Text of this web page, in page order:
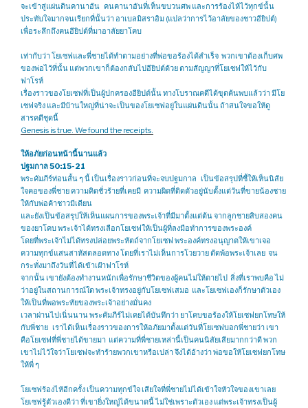
จะเข้าสู่แผ่นดินคานาอัน คนคานาอันที่เห็นขบวนศพ และการร้องไห้ไว้ทุกข์นั้น
ประทับใจมากจนเรียกที่นั้นว่า อาเบลมิสราอิม (แปลว่าการไว้อาลัยของชาวอียิปต์)
เพื่อระลึกถึงคนอียิปต์ที่มาอาลัยยาโคบ
เท่ากับว่า โยเซฟและพี่ชายได้ทำตามอย่างที่พ่อขอร้องได้สำเร็จ พวกเขาต้องเก็บศพ
ของพ่อไว้ที่นั้น แต่พวกเขาก็ต้องกลับไปอียิปต์ด้วย ตามสัญญาที่โยเซฟให้ไว้กับ
ฟาโรห์
เรื่องราวของโยเซฟที่เป็นผู้ปกครองอียิปต์นั้น ทางโบราณคดีได้ขุดค้นพบแล้วว่า มีโย
เซฟจริง และมีบ้านใหญ่ที่น่าจะเป็นของโยเซฟอยู่ในแผ่นดินนั้น ถ้าสนใจขอให้ดู
สารคดีชุดนี้
Genesis is true. We found the receipts.
ให้อภัยก่อนหน้านี้นานแล้ว
ปฐมกาล 50:15-21
พระคัมภีร์ท่อนสั้น ๆ นี้ เป็นเรื่องราวก่อนที่จะจบปฐมกาล เป็นข้อสรุปที่ชี้ให้เห็นนิสัย
ใจคอของพี่ชาย ความคิดชั่วร้ายที่เคยมี ความผิดที่ติดตัวอยู่นับตั้งแต่วันที่ขายน้องชาย
ให้กับพ่อค้าชาวมีเดียน
และยังเป็นข้อสรุปให้เห็นแผนการของพระเจ้าที่มีมาตั้งแต่ต้น จากลูกชายสิบสองคน
ของยาโคบ พระเจ้าได้ทรงเลือกโยเซฟให้เป็นผู้ที่ลงมือทำการของพระองค์
โดยที่พระเจ้าไม่ได้ทรงปล่อยพระหัตถ์จากโยเซฟ พระองค์ทรงอนุญาตให้เขาเจอ
ความทุกข์แสนสาหัสตลอดทาง โดยที่เราไม่เห็นการโวยวาย ตัดพ้อพระเจ้าเลย จน
กระทั่งมาถึงวันที่ได้เข้าเฝ้าฟาโรห์
จากนั้น เขายังต้องทำงานหนักเพื่อรักษาชีวิตของผู้คนไม่ให้ตายไป สิ่งที่เราพบคือ ไม่
ว่าอยู่ในสถานการณ์ใด พระเจ้าทรงอยู่กับโยเซฟเสมอ และโยเซฟเองก็รักษาตัวเอง
ให้เป็นที่พอพระทัยของพระเจ้าอย่างมั่นคง
เวลาผ่านไปเนิ่นนาน พระคัมภีร์ไม่เคยได้บันทึกว่า ยาโคบขอร้องให้โยเซฟยกโทษให้
กับพี่ชาย เราได้เห็นเรื่องราวของการให้อภัยมาตั้งแต่วันที่โยเซฟบอกพี่ชายว่า เขา
คือโยเซฟที่พี่ชายได้ขายมา แต่ความที่พี่ชายเหล่านี้เป็นคนนิสัยเสียมากกว่าดี พวก
เขาไม่ไว้ใจว่าโยเซฟจะทำร้ายพวกเขาหรือเปล่า จึงได้อ้างว่า พ่อขอให้โยเซฟยกโทษ
ให้พี่ ๆ
โยเซฟร้องไห้อีกครั้ง เป็นความทุกข์ใจ เสียใจที่พี่ชายไม่ได้เข้าใจหัวใจของเขาเลย
โยเซฟรู้ตัวเองดีว่า ที่เขายิ่งใหญ่ได้ขนาดนี้ ไม่ใช่เพราะตัวเอง แต่พระเจ้าทรงเป็นผู้